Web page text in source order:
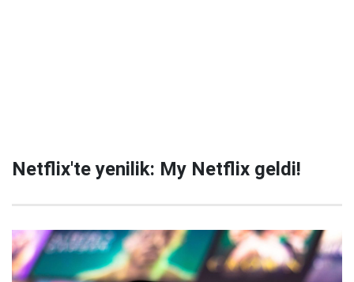
Netflix'te yenilik: My Netflix geldi!